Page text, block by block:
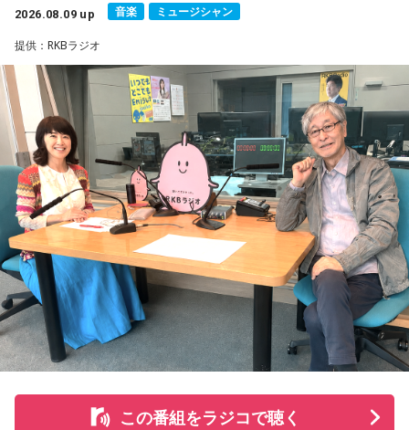
会う」というキャラクター造形について、ストーリーの発想
小山宙哉をゲストに迎える特別番組『マンガのラジオ 宇宙兄
弟スペシャル supported by viviON』は8月16日（日）19時
から放送。放送後には、地上波本編で未公開の音源を含むデ
ィレクターズカット版のポッドキャスト配信も予定してい
る。
【小山宙哉プロフィール】
1978年生 京都府出身 京都市立銅駝美術工芸高等学校（現：
京都市立美術工芸高等学校）、大阪市立デザイン教育研究所
卒業。デザイン会社勤務を経て、「モーニング」に持ち込み
をした『ジジジイ』で第14回MANGA OPEN審査委員賞（わ
たせせいぞう賞）受賞。『劇団JET’S』で第15回MANGA
OPEN大賞受賞。2006年『ハルジャン』『ジジジイ-GGG-』
を連載。
2026.08.09 up 音楽 ミュージシャン
提供：RKBラジオ
この番組をラジコで聴く